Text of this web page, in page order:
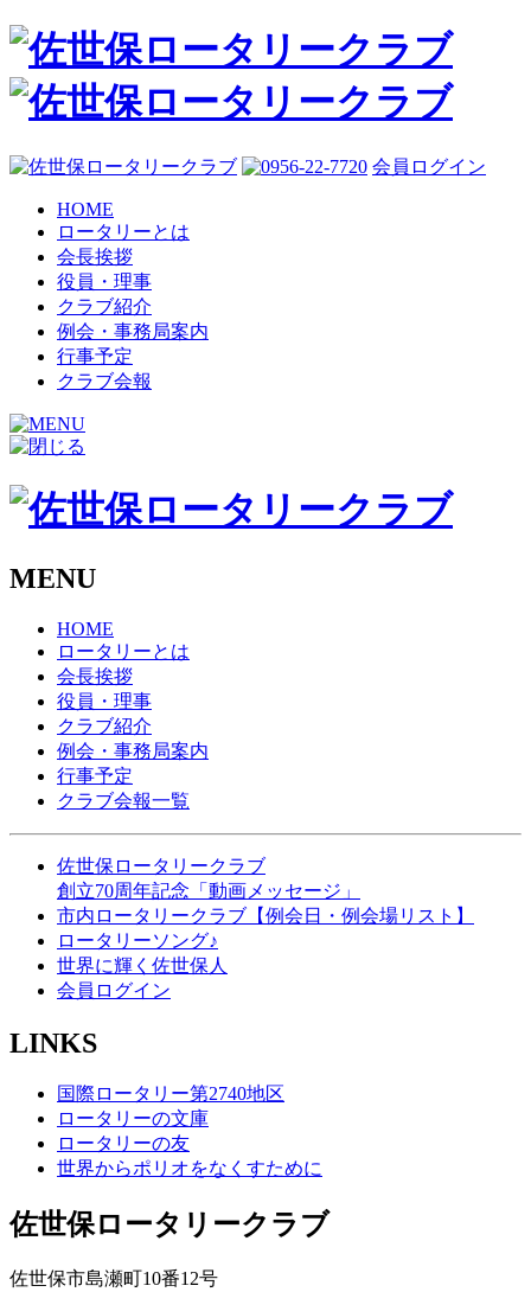
会員ログイン
HOME
ロータリーとは
会長挨拶
役員・理事
クラブ紹介
例会・事務局案内
行事予定
クラブ会報
MENU
HOME
ロータリーとは
会長挨拶
役員・理事
クラブ紹介
例会・事務局案内
行事予定
クラブ会報一覧
佐世保ロータリークラブ
創立70周年記念「動画メッセージ」
市内ロータリークラブ【例会日・例会場リスト】
ロータリーソング♪
世界に輝く佐世保人
会員ログイン
LINKS
国際ロータリー第2740地区
ロータリーの文庫
ロータリーの友
世界からポリオをなくすために
佐世保ロータリークラブ
佐世保市島瀬町10番12号